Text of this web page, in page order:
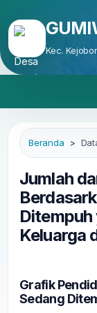
Kec.
Beranda
Jumlah
Keluarga
Grafik
Sedang